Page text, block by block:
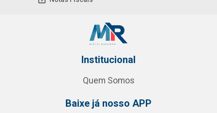
Institucional
Quem Somos
Baixe já nosso APP